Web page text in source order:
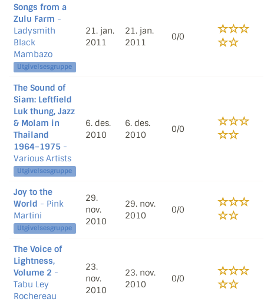
Songs from a
Zulu Farm -
Ladysmith
Black
Mambazo
Utgivelsesgruppe
21. jan.
2011
21. jan.
2011
0/0
The Sound of
Siam: Leftfield
Luk thung, Jazz
& Molam in
Thailand
1964–1975 -
Various Artists
Utgivelsesgruppe
6. des.
2010
6. des.
2010
0/0
Joy to the
World - Pink
Martini
Utgivelsesgruppe
29.
nov.
2010
29. nov.
2010
0/0
The Voice of
Lightness,
Volume 2 -
Tabu Ley
Rochereau
23.
nov.
2010
23. nov.
2010
0/0